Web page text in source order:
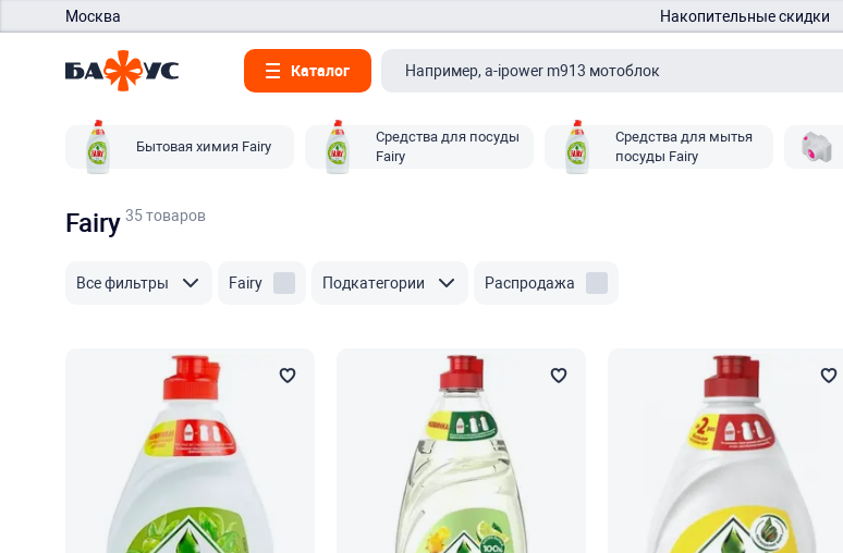
Москва Накопительные скидки
Каталог
Бытовая химия Fairy
Средства для посуды
Fairy
Средства для мытья
посуды Fairy
Fairy35 товаров
Все фильтры Fairy Подкатегории Распродажа